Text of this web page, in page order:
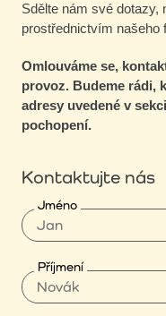
Sdělte nám své dotazy,
prostřednictvím našeho
Omlouváme se,
provoz. Budeme rádi,
adresy uvedené v sekci
pochopení.
Kontaktujte nás
Jméno
Příjmení